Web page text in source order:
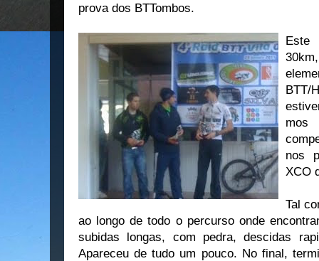
prova dos BTTombos.
Este
BTT/
nos
XCO
Tal
ao longo de todo o percurso onde
subidas longas, com pedra, descidas
Apareceu de tudo um pouco. No final,